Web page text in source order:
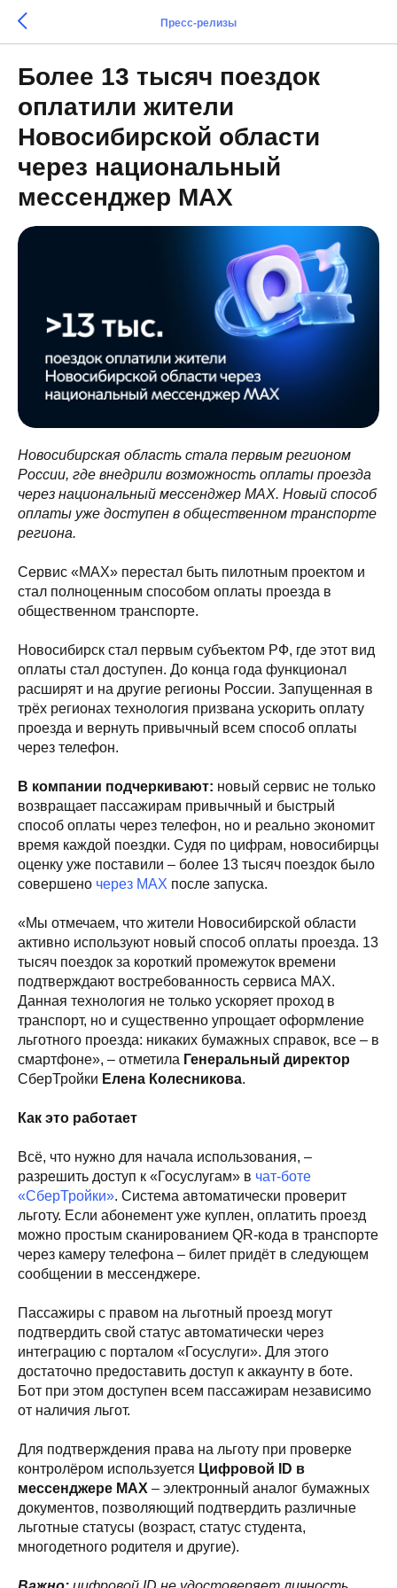
Пресс-релизы
Более 13 тысяч поездок
оплатили жители
Новосибирской области
через национальный
мессенджер MAX
Новосибирская область стала первым регионом
России, где внедрили возможность оплаты проезда
через национальный мессенджер MAX. Новый способ
оплаты уже доступен в общественном транспорте
региона.
Сервис «МАХ» перестал быть пилотным проектом и
стал полноценным способом оплаты проезда в
общественном транспорте.
Новосибирск стал первым субъектом РФ, где этот вид
оплаты стал доступен. До конца года функционал
расширят и на другие регионы России. Запущенная в
трёх регионах технология призвана ускорить оплату
проезда и вернуть привычный всем способ оплаты
через телефон.
В компании подчеркивают: новый сервис не только
возвращает пассажирам привычный и быстрый
способ оплаты через телефон, но и реально экономит
время каждой поездки. Судя по цифрам, новосибирцы
оценку уже поставили – более 13 тысяч поездок было
совершено через МАХ после запуска.
«Мы отмечаем, что жители Новосибирской области
активно используют новый способ оплаты проезда. 13
тысяч поездок за короткий промежуток времени
подтверждают востребованность сервиса MAX.
Данная технология не только ускоряет проход в
транспорт, но и существенно упрощает оформление
льготного проезда: никаких бумажных справок, все – в
смартфоне», – отметила Генеральный директор
СберТройки Елена Колесникова.
Как это работает
Всё, что нужно для начала использования, –
разрешить доступ к «Госуслугам» в чат-боте
«СберТройки». Система автоматически проверит
льготу. Если абонемент уже куплен, оплатить проезд
можно простым сканированием QR-кода в транспорте
через камеру телефона – билет придёт в следующем
сообщении в мессенджере.
Пассажиры с правом на льготный проезд могут
подтвердить свой статус автоматически через
интеграцию с порталом «Госуслуги». Для этого
достаточно предоставить доступ к аккаунту в боте.
Бот при этом доступен всем пассажирам независимо
от наличия льгот.
Для подтверждения права на льготу при проверке
контролёром используется Цифровой ID в
мессенджере MAX – электронный аналог бумажных
документов, позволяющий подтвердить различные
льготные статусы (возраст, статус студента,
многодетного родителя и другие).